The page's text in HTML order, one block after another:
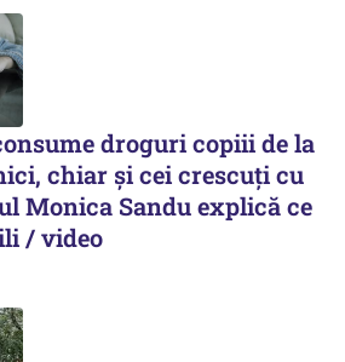
droguri copiii de la
chiar și cei crescuți cu
Monica Sandu explică ce
/ video